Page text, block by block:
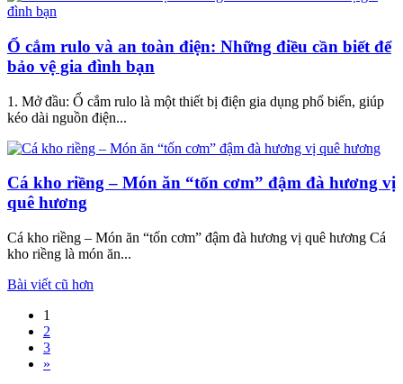
Ổ cắm rulo và an toàn điện: Những điều cần biết để
bảo vệ gia đình bạn
1. Mở đầu: Ổ cắm rulo là một thiết bị điện gia dụng phổ biến, giúp
kéo dài nguồn điện...
Cá kho riềng – Món ăn “tốn cơm” đậm đà hương vị
quê hương
Cá kho riềng – Món ăn “tốn cơm” đậm đà hương vị quê hương Cá
kho riềng là món ăn...
Điều
hướng
bài
viết
Bài viết cũ hơn
1
2
3
»